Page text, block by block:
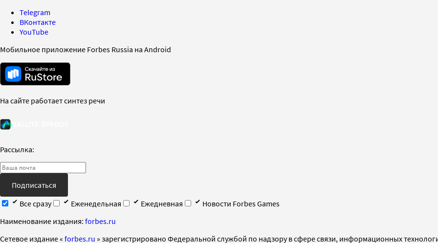
Telegram
ВКонтакте
YouTube
Мобильное приложение Forbes Russia на Android
На сайте работает синтез речи
Рассылка:
Подписаться
Все сразу
Еженедельная Ежедневная
Новости Forbes Games
Наименование издания: forbes.ru
Cетевое издание « forbes.ru » зарегистрировано Федеральной службой по надзору в сфере связи, информационных